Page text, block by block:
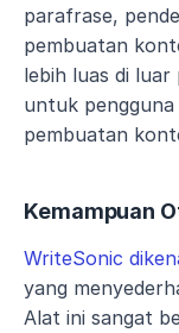
parafrase,
pembuatan
lebih luas di
untuk
pembuatan
Kemampuan
WriteSonic
yang
Alat ini sangat